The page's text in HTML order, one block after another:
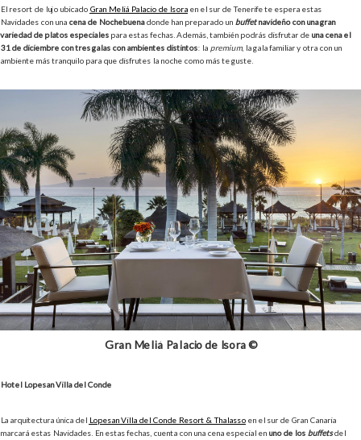
El resort de lujo ubicado Gran Meliá Palacio de Isora en el sur de Tenerife te espera estas
Navidades con una cena de Nochebuenadonde han preparado un buffetnavideño con una gran
variedad de platos especiales para estas fechas. Además, también podrás disfrutar de una cena el
31 de diciembre con tres galas con ambientes distintos: la premium, la gala familiar y otra con un
ambiente más tranquilo para que disfrutes la noche como más te guste.
Gran Meliá Palacio de Isora ©
Hotel Lopesan Villa del Conde
La arquitectura única del Lopesan Villa del Conde Resort & Thalasso en el sur de Gran Canaria
marcará estas Navidades. En estas fechas, cuenta con una cena especial en uno de los buffetsdel